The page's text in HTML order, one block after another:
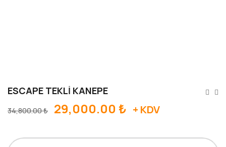
ESCAPE TEKLİ KANEPE
34,800.00₺ 29,000.00 ₺ + KDV